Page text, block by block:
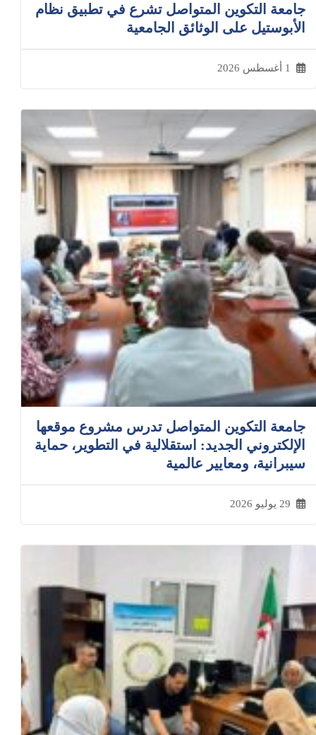
جامعة التكوين المتواصل تشرع في تطبيق نظام
الأبوستيل على الوثائق الجامعية
1 أغسطس 2026
جامعة التكوين المتواصل تدرس مشروع موقعها
الإلكتروني الجديد: استقلالية في التطوير، حماية
سيبرانية، ومعايير عالمية
29 يوليو 2026